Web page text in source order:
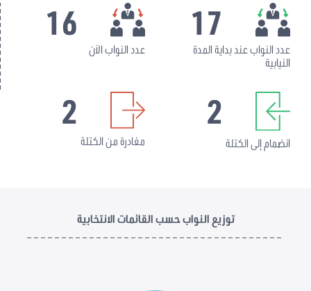
17
عدد النواب عند بداية المدة
النيابية
16
عدد النواب الآن
2
انضمام إلى الكتلة
2
مغادرة من الكتلة
توزيع النواب حسب القائمات الانتخابية